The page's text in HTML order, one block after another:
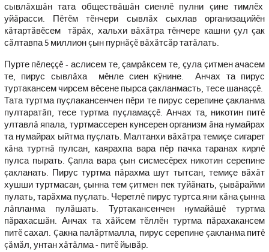
сывлăхшăн тата обществăшăн сиенлĕ пулни çине тимлĕх
уйăрасси. Пĕтĕм тĕнчери сывлăх сыхлав организацийĕн
кăтартăвĕсем тăрăх, хальхи вăхăтра тĕнчере кашни çул çак
сăлтавпа 5 миллион çын пурнăçĕ вăхăтсăр татăлать.
Пурте пĕлеççĕ - аслисем те, çамрăксем те, çула çитмен ачасем
те, пирус сывлăха мĕнле сиен кÿнине. Анчах та пирус
туртакансем чирсем вĕсене пырса çакланмасть, тесе шанаççĕ.
Тата туртма пуçлакансенчен пĕри те пирус серепине çакланма
пултаратăп, тесе туртма пуçламаççĕ. Анчах та, никотин питĕ
ултавлă япала, туртмассерен кунсерен организм ăна нумайрах
та нумайрах ыйтма пуçлать. Малтанхи вăхăтра темиçе сигарет
кăна туртнă пулсан, каярахпа вара пĕр пачка таранах кирлĕ
пулса пырать. Çапла вара çын сисмесĕрех никотин серепине
çакланать. Пирус туртма пăрахма шут тытсан, темиçе вăхăт
хушши туртмасан, çынна тем çитмен пек туйăнать, çывăрайми
пулать, тарăхма пуçлать. Черетлĕ пирус туртса яни кăна çынна
лăпланма пулăшать. Туртакансенчен нумайăшĕ туртма
пăрахасшăн. Анчах та хăйсем тĕллĕн туртма пăрахакансем
питĕ сахал. Çакна палăртмалла, пирус серепине çакланма питĕ
çăмăл, унтан хăтăлма - питĕ йывăр.